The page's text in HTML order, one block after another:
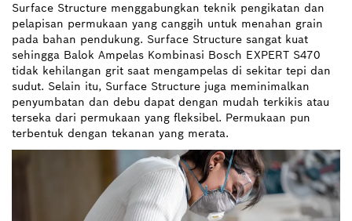
Surface Structure menggabungkan teknik pengikatan dan
pelapisan permukaan yang canggih untuk menahan grain
pada bahan pendukung. Surface Structure sangat kuat
sehingga Balok Ampelas Kombinasi Bosch EXPERT S470
tidak kehilangan grit saat mengampelas di sekitar tepi dan
sudut. Selain itu, Surface Structure juga meminimalkan
penyumbatan dan debu dapat dengan mudah terkikis atau
terseka dari permukaan yang fleksibel. Permukaan pun
terbentuk dengan tekanan yang merata.